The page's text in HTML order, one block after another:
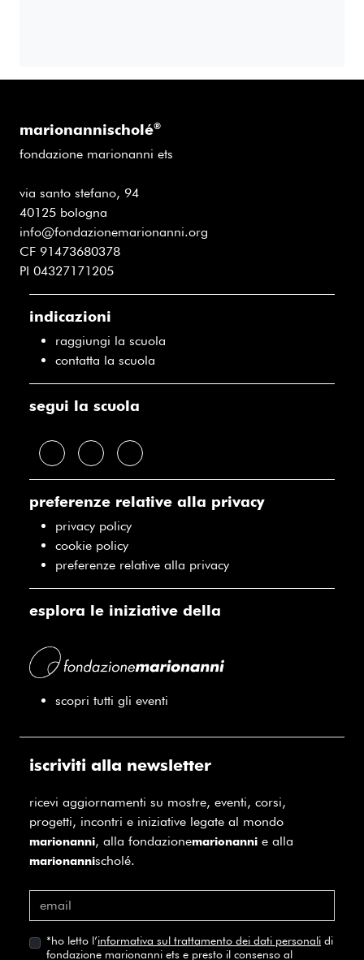
marionannischolé®
fondazione marionanni ets
via santo stefano, 94
40125 bologna
info@fondazionemarionanni.org
CF 91473680378
PI 04327171205
indicazioni
raggiungi la scuola
contatta la scuola
segui la scuola
preferenze relative alla privacy
privacy policy
cookie policy
preferenze relative alla privacy
esplora le iniziative della
scopri tutti gli eventi
iscriviti alla newsletter
ricevi aggiornamenti su mostre, eventi, corsi,
progetti, incontri e iniziative legate al mondo
marionanni, alla fondazionemarionanni e alla
marionannischolé.
*ho letto l’informativa sul trattamento dei dati personali di
fondazione marionanni ets e presto il consenso al